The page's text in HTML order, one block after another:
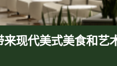
现代美式美食和艺